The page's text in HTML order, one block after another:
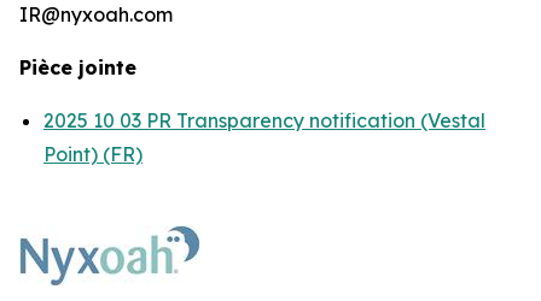
IR@nyxoah.com
Pièce jointe
2025 10 03 PR Transparency notification (Vestal
Point) (FR)